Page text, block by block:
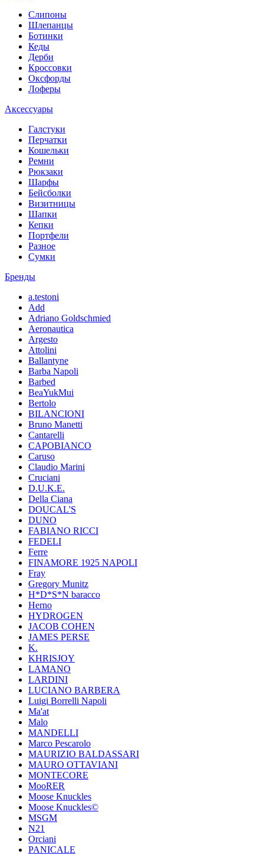
Слипоны
Шлепанцы
Ботинки
Кеды
Дерби
Кроссовки
Оксфорды
Лоферы
Аксессуары
Галстуки
Перчатки
Кошельки
Ремни
Рюкзаки
Шарфы
Бейсболки
Визитницы
Шапки
Кепки
Портфели
Разное
Сумки
Бренды
a.testoni
Add
Adriano Goldschmied
Aeronautica
Argesto
Attolini
Ballantyne
Barba Napoli
Barbed
BeaYukMui
Bertolo
BILANCIONI
Bruno Manetti
Cantarelli
CAPOBIANCO
Caruso
Claudio Marini
Cruciani
D.U.K.E.
Della Ciana
DOUCAL'S
DUNO
FABIANO RICCI
FEDELI
Ferre
FINAMORE 1925 NAPOLI
Fray
Gregory Munitz
H*D*S*N baracco
Herno
HYDROGEN
JACOB COHEN
JAMES PERSE
K.
KHRISJOY
LAMANO
LARDINI
LUCIANO BARBERA
Luigi Borrelli Napoli
Ma'at
Malo
MANDELLI
Marco Pescarolo
MAURIZIO BALDASSARI
MAURO OTTAVIANI
MONTECORE
MooRER
Moose Knuckles
Moose Knuckles©️
MSGM
N21
Orciani
PANICALE